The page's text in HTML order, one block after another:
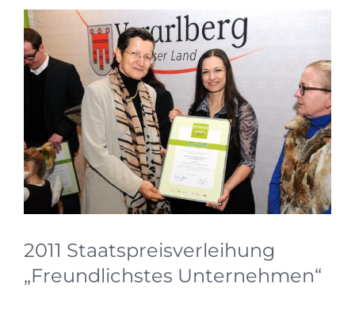
Zeige
grösseres
Bild
2011 Staatspreisverleihung
„Freundlichstes Unternehmen“